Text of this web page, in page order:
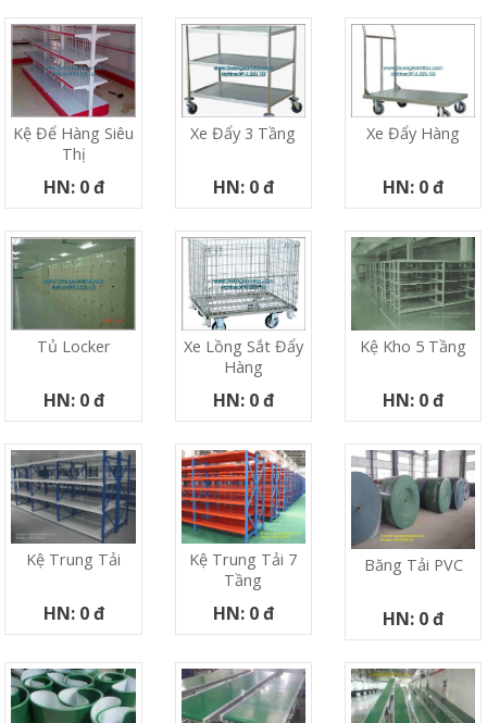
Kệ Để Hàng Siêu
Thị
HN: 0 đ
Xe Đẩy 3 Tầng
HN: 0 đ
Xe Đẩy Hàng
HN: 0 đ
Tủ Locker
HN: 0 đ
Xe Lồng Sắt Đẩy
Hàng
HN: 0 đ
Kệ Kho 5 Tầng
HN: 0 đ
Kệ Trung Tải
HN: 0 đ
Kệ Trung Tải 7
Tầng
HN: 0 đ
Băng Tải PVC
HN: 0 đ